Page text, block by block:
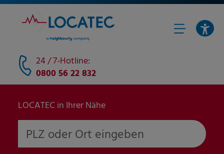
24 / 7-Hotline:
0800 56 22 832
LOCATEC in Ihrer Nähe
PLZ oder Ort eingeben